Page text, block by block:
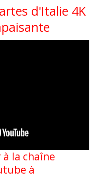
d'Italie 4K
la chaîne
à